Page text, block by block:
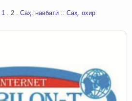
1 . 2 . Саҳ. навбатӣ :: Саҳ. охир